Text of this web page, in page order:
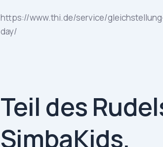
https://www.thi.de/service/
day/
Teil des
SimbaKids.